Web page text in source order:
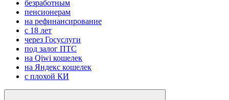
безработным
пенсионерам
на рефинансирование
с 18 лет
через Госуслуги
под залог ПТС
на Qiwi кошелек
на Яндекс кошелек
с плохой КИ